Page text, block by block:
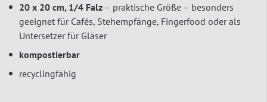
20 x 20 cm, 1/4 Falz – praktische Größe – besonders
geeignet für Cafés, Stehempfänge, Fingerfood oder als
Untersetzer für Gläser
kompostierbar
recyclingfähig